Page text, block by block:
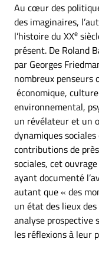
Au cœur des
des imaginaires,
l’histoire du XXe
présent. De Roland
par ­Georges
nombreux
économique,
environnemental,
un révélateur et un
dynamiques
contributions de
sociales, cet
ayant documenté
autant que « des
un état des lieux
analyse prospective
les réflexions à leur